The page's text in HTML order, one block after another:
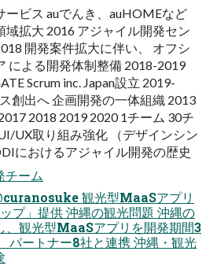
ービス auでんき、auHOMEなど
域拡⼤ 2016 アジャイル開発セン
開発案件拡⼤に伴い、 オフシ
による開発体制整備 2018-2019
Scrum inc. Japan設⽴ 2019-
創出へ 企画開発の⼀体組織 2013
2018 2019 2020 1チーム 30チ
UX取り組み強化 （デザインシン
におけるアジャイル開発の歴史
ーム
観光型MaaSアプリ
プ」提供 沖縄の観光問題 沖縄の
、観光型MaaSアプリを開発期間3
パートナー8社と連携 沖縄・観光